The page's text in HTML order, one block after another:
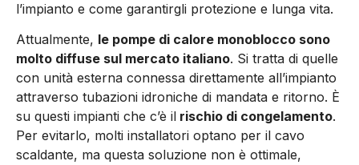
l’impianto e come garantirgli protezione e lunga vita.
Attualmente, le pompe di calore monoblocco sono
molto diffuse sul mercato italiano. Si tratta di quelle
con unità esterna connessa direttamente all’impianto
attraverso tubazioni idroniche di mandata e ritorno. È
su questi impianti che c’è il rischio di congelamento.
Per evitarlo, molti installatori optano per il cavo
scaldante, ma questa soluzione non è ottimale,